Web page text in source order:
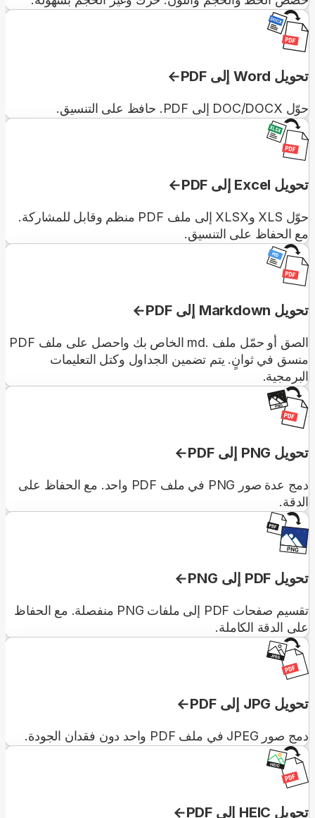
تحويل Word إلى PDF
حوّل DOC/DOCX إلى PDF. حافظ على التنسيق.
تحويل Excel إلى PDF
حوّل XLS وXLSX إلى ملف PDF منظم وقابل للمشاركة.
مع الحفاظ على التنسيق.
تحويل Markdown إلى PDF
الصق أو حمّل ملف .md الخاص بك واحصل على ملف PDF
منسق في ثوانٍ. يتم تضمين الجداول وكتل التعليمات
البرمجية.
تحويل PNG إلى PDF
دمج عدة صور PNG في ملف PDF واحد. مع الحفاظ على
الدقة.
تحويل PDF إلى PNG
تقسيم صفحات PDF إلى ملفات PNG منفصلة. مع الحفاظ
على الدقة الكاملة.
تحويل JPG إلى PDF
دمج صور JPEG في ملف PDF واحد دون فقدان الجودة.
تحويل HEIC إلى PDF